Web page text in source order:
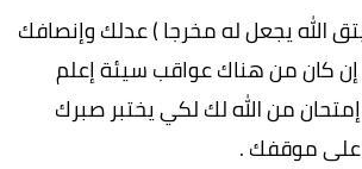
الله يجعل له مخرجا ) عدلك وإنصافك
كان من هناك عواقب سيئة إعلم
من الله لك لكي يختبر صبرك
موقفك .